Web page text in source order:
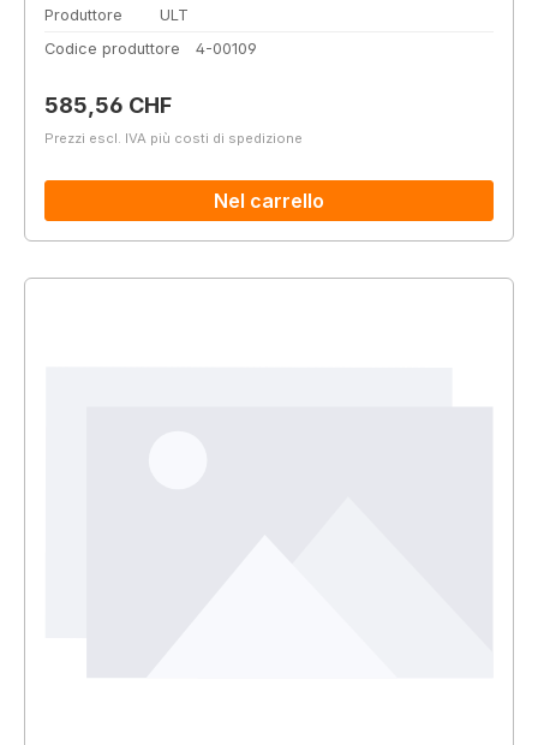
Produttore
ULT
Codice produttore
4-00109
Prezzo normale:
585,56 CHF
Prezzi escl. IVA più costi di spedizione
Nel carrello